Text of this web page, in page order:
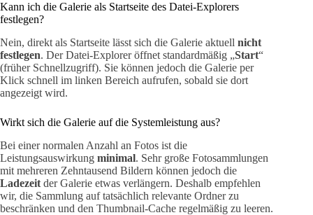
Kann ich die Galerie als Startseite des Datei-Explorers
festlegen?
Nein, direkt als Startseite lässt sich die Galerie aktuell nicht
festlegen. Der Datei-Explorer öffnet standardmäßig „Start“
(früher Schnellzugriff). Sie können jedoch die Galerie per
Klick schnell im linken Bereich aufrufen, sobald sie dort
angezeigt wird.
Wirkt sich die Galerie auf die Systemleistung aus?
Bei einer normalen Anzahl an Fotos ist die
Leistungsauswirkung minimal. Sehr große Fotosammlungen
mit mehreren Zehntausend Bildern können jedoch die
Ladezeit der Galerie etwas verlängern. Deshalb empfehlen
wir, die Sammlung auf tatsächlich relevante Ordner zu
beschränken und den Thumbnail-Cache regelmäßig zu leeren.